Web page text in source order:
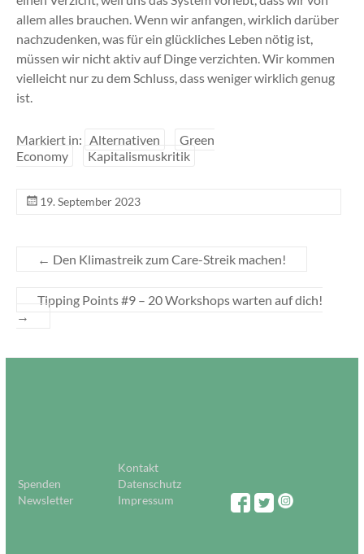
allem alles brauchen. Wenn wir anfangen, wirklich darüber
nachzudenken, was für ein glückliches Leben nötig ist,
müssen wir nicht aktiv auf Dinge verzichten. Wir kommen
vielleicht nur zu dem Schluss, dass weniger wirklich genug
ist.
Markiert in: Alternativen
Green
Economy
Kapitalismuskritik
19. September 2023
← Den Klimastreik zum Care-Streik machen!
Tipping Points #9 – 20 Workshops warten auf dich!
→
Kontakt
Spenden
Datenschutz
Newsletter
Impressum